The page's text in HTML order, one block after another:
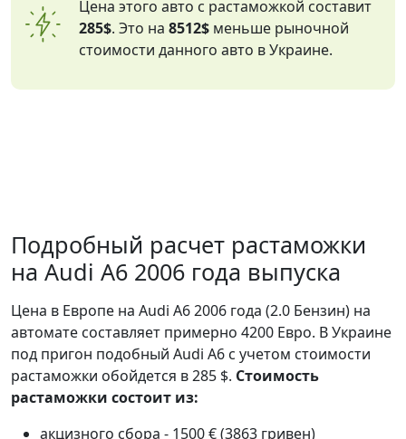
Цена этого авто с растаможкой составит
285$. Это на8512$ меньше рыночной
стоимости данного авто в Украине.
Подробный расчет растаможки
на Audi A6 2006 года выпуска
Цена в Европе на Audi A6 2006 года (2.0 Бензин) на
автомате составляет примерно 4200 Евро. В Украине
под пригон подобный Audi A6 с учетом стоимости
растаможки обойдется в 285 $. Стоимость
растаможки состоит из:
акцизного сбора - 1500 € (3863 гривен)